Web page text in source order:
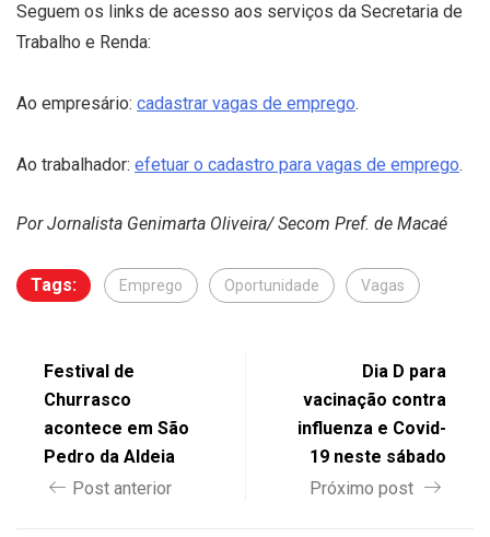
Seguem os links de acesso aos serviços da Secretaria de
Trabalho e Renda:
Ao empresário: cadastrar vagas de emprego.
Ao trabalhador: efetuar o cadastro para vagas de emprego.
Por Jornalista Genimarta Oliveira/ Secom Pref. de Macaé
Tags: Emprego Oportunidade Vagas
Festival de
Churrasco
acontece em São
Pedro da Aldeia
Post anterior
Dia D para
vacinação contra
influenza e Covid-
19 neste sábado
Próximo post